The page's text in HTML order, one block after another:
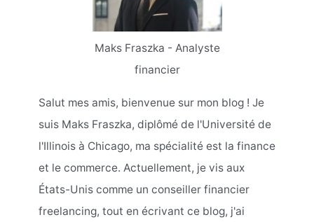
Maks Fraszka - Analyste
financier
Salut mes amis, bienvenue sur mon blog ! Je
suis Maks Fraszka, diplômé de l'Université de
l'Illinois à Chicago, ma spécialité est la finance
et le commerce. Actuellement, je vis aux
États-Unis comme un conseiller financier
freelancing, tout en écrivant ce blog, j'ai